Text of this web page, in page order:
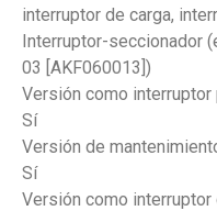
interruptor de carga,
Interruptor-seccionador
03 [AKF060013])
Versión como interruptor
Sí
Versión de
Sí
Versión como interruptor